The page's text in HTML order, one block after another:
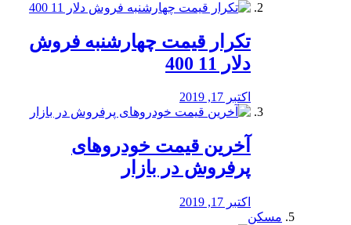
تکرار قیمت چهارشنبه فروش
دلار 11 400
اکتبر 17, 2019
آخرین قیمت خودرو‌های
پرفروش در بازار
اکتبر 17, 2019
مسکن